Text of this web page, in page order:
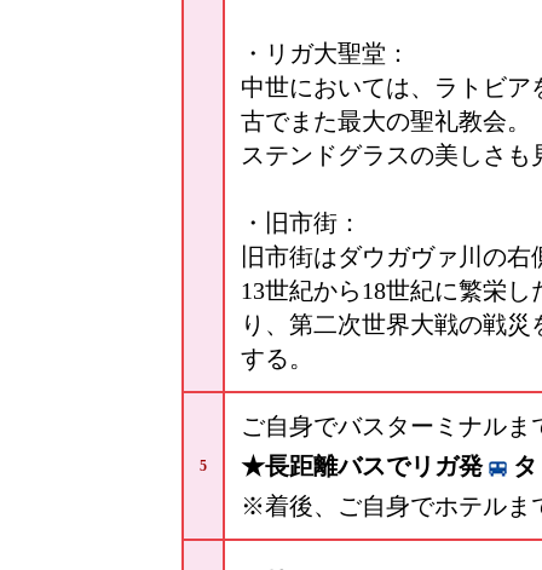
・リガ大聖堂：
中世においては、ラトビ
古でまた最大の聖礼教会。
ステンドグラスの美しさ
・旧市街：
旧市街はダウガヴァ川の
13世紀から18世紀に繁栄
り、第二次世界大戦の戦
する。
5
ご自身でバスターミナルま
★長距離バスでリガ発
※着後、ご自身でホテルま